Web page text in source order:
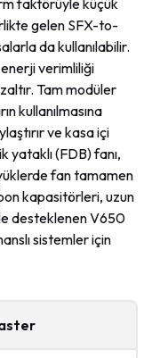
faktörüyle küçük
gelen SFX-to-
da kullanılabilir.
verimliliği
Tam modüler
kullanılmasına
ve kasa içi
yataklı (FDB) fanı,
fan tamamen
kapasitörleri, uzun
desteklenen V650
sistemler için